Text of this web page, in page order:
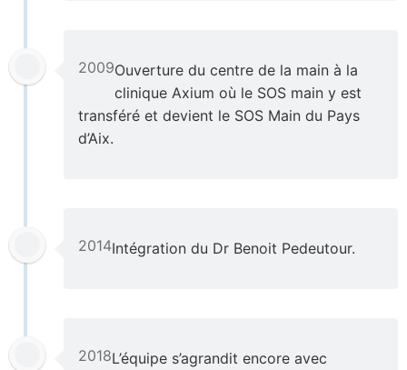
2009Ouverture du centre de la main à la
clinique Axium où le SOS main y est
transféré et devient le SOS Main du Pays
d’Aix.
2014Intégration du Dr Benoit Pedeutour.
2018L’équipe s’agrandit encore avec